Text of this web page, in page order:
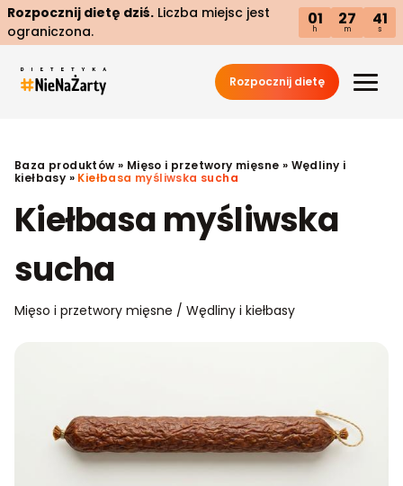
Rozpocznij dietę dziś. Liczba miejsc jest
ograniczona.
01
h
27
m
40
s
Rozpocznij dietę
Baza produktów » Mięso i przetwory mięsne » Wędliny i
kiełbasy » Kiełbasa myśliwska sucha
Kiełbasa myśliwska
sucha
Mięso i przetwory mięsne / Wędliny i kiełbasy